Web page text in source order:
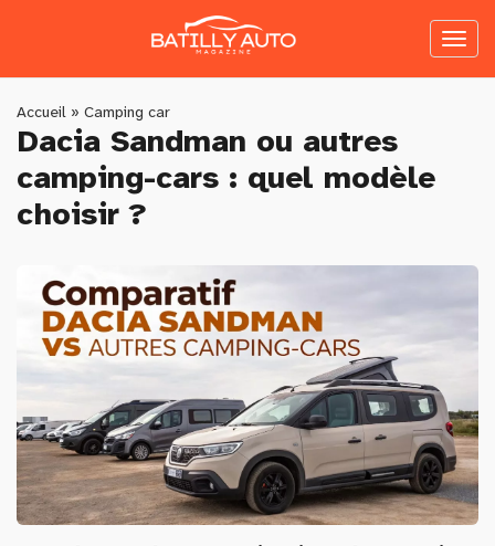
content
You
are
here
Accueil » Camping car
Dacia Sandman ou autres
camping-cars : quel modèle
choisir ?